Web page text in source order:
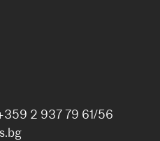
2 937 79 61/56